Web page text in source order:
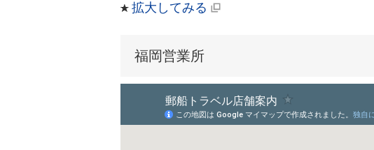
拡大してみる
福岡営業所